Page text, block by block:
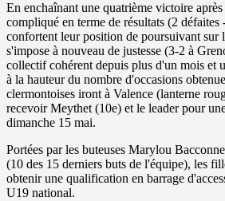
En enchaînant une quatrième victoire
compliqué en terme de résultats (2 défaites
confortent leur position de poursuivant sur
s'impose à nouveau de justesse (3-2 à
collectif cohérent depuis plus d'un mois et
à la hauteur du nombre d'occasions
clermontoises iront à Valence (lanterne
recevoir Meythet (10e) et le leader pour
dimanche 15 mai.
Portées par les buteuses Marylou
(10 des 15 derniers buts de l'équipe), les
obtenir une qualification en barrage
U19 national.